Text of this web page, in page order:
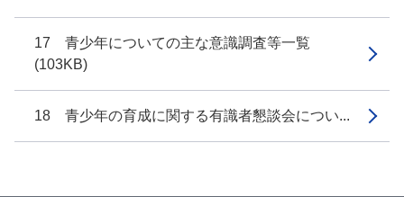
17 青少年についての主な意識調査等一覧
(103KB)
18 青少年の育成に関する有識者懇談会につい...